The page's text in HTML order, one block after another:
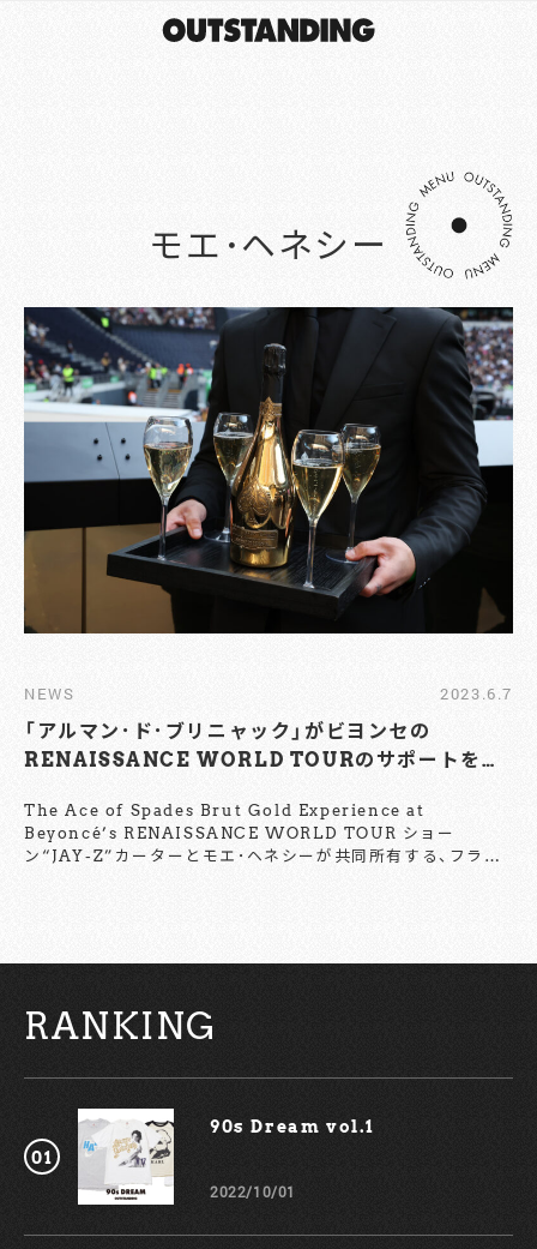
モエ･ヘネシー
NEWS 2023.6.7
「アルマン･ド･ブリニャック」がビヨンセの
RENAISSANCE WORLD TOURのサポートを開
The Ace of Spades Brut Gold Experience at
Beyoncé’s RENAISSANCE WORLD TOUR ショー
ン“JAY-Z”カーターとモエ･ヘネシーが共同所有する、フラン
イドニス、ジェス･グリン、リアル･マドリードのヴィニシウス･
ジュニオールらがゲストとして登場。 「アルマン･ド･ブリニャ
のスペースには、カスタマイズされたゴールドのラッピングと
フラッグシップキュヴェであるブリュット･ゴールドを楽しむ
ためのバーが設置され、ゲストたちは新鮮なフルーツと複雑な
味わいを表現するマルチヴィンテージキュヴェを堪能。
RENAISSANCE WORLD TOURのためのこのスペシャルな
VIPエクスペリメンスはヨーロッパと北米の残りのツアーでも
RANKING
90s Dream vol.1￼
2022/10/01